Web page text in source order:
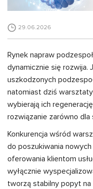
29.06.2026
Rynek napraw
dynamicznie się rozwija.
uszkodzonych
natomiast dziś
wybierają ich
rozwiązanie zarówno
Konkurencja wśród
do poszukiwania
oferowania klientom
wyłącznie
tworzą stabilny popyt